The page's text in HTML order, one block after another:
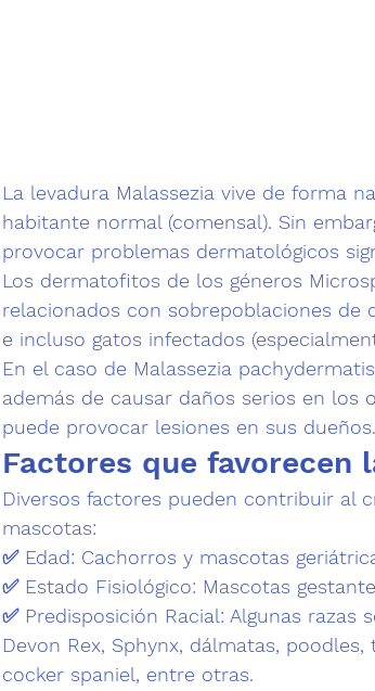
La levadura Malassezia vive de forma
habitante normal (comensal). Sin
provocar problemas dermatológicos
Los dermatofitos de los géneros
relacionados con sobrepoblaciones de
e incluso gatos infectados
En el caso de Malassezia
además de causar daños serios en los
puede provocar lesiones en sus dueños.
Factores que favorecen
Diversos factores pueden contribuir al
mascotas:
✅ Edad: Cachorros y mascotas
✅ Estado Fisiológico: Mascotas
✅ Predisposición Racial: Algunas razas
Devon Rex, Sphynx, dálmatas,
cocker spaniel, entre otras.